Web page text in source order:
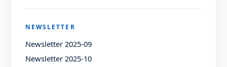
NEWSLETTER
Newsletter 2025-09
Newsletter 2025-10